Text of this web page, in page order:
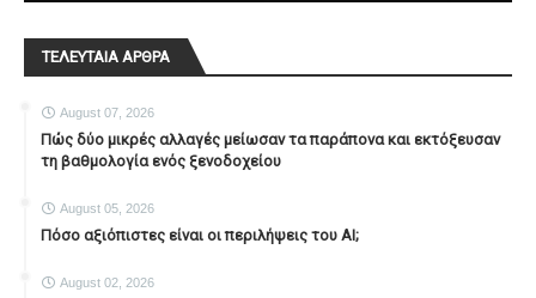
ΤΕΛΕΥΤΑΙΑ ΑΡΘΡΑ
August 07, 2026
Πώς δύο μικρές αλλαγές μείωσαν τα παράπονα και εκτόξευσαν
τη βαθμολογία ενός ξενοδοχείου
August 05, 2026
Πόσο αξιόπιστες είναι οι περιλήψεις του ΑΙ;
August 02, 2026